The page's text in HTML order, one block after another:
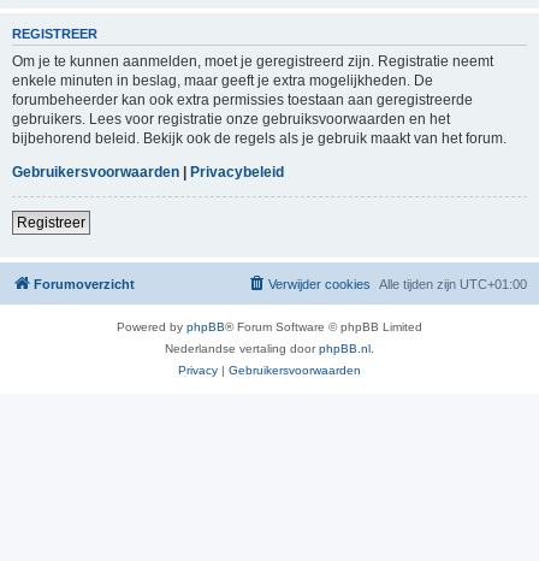
REGISTREER
Om je te kunnen aanmelden, moet je geregistreerd zijn. Registratie neemt
enkele minuten in beslag, maar geeft je extra mogelijkheden. De
forumbeheerder kan ook extra permissies toestaan aan geregistreerde
gebruikers. Lees voor registratie onze gebruiksvoorwaarden en het
bijbehorend beleid. Bekijk ook de regels als je gebruik maakt van het forum.
Gebruikersvoorwaarden
Privacybeleid
Registreer
Forumoverzicht Alle tijden zijn UTC+01:00
Verwijder cookies
Powered by phpBB® Forum Software © phpBB Limited
Nederlandse vertaling doorphpBB.nl.
Privacy | Gebruikersvoorwaarden